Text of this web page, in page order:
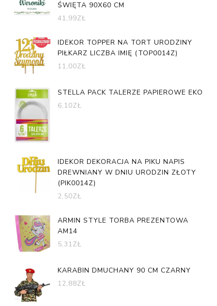
ŚWIĘTA 90X60 CM
41,99ZŁ
IDEKOR TOPPER NA TORT URODZINY
PIŁKARZ LICZBA IMIĘ (TOP0014Z)
11,00ZŁ
STELLA PACK TALERZE PAPIEROWE EKO
6,10ZŁ
IDEKOR DEKORACJA NA PIKU NAPIS
DREWNIANY W DNIU URODZIN ZŁOTY
(PIK0014Z)
2,50ZŁ
ARMIN STYLE TORBA PREZENTOWA
AM14
5,31ZŁ
KARABIN DMUCHANY 90 CM CZARNY
12,88ZŁ